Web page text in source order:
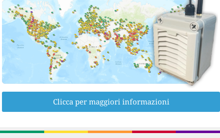
Clicca per maggiori informazioni